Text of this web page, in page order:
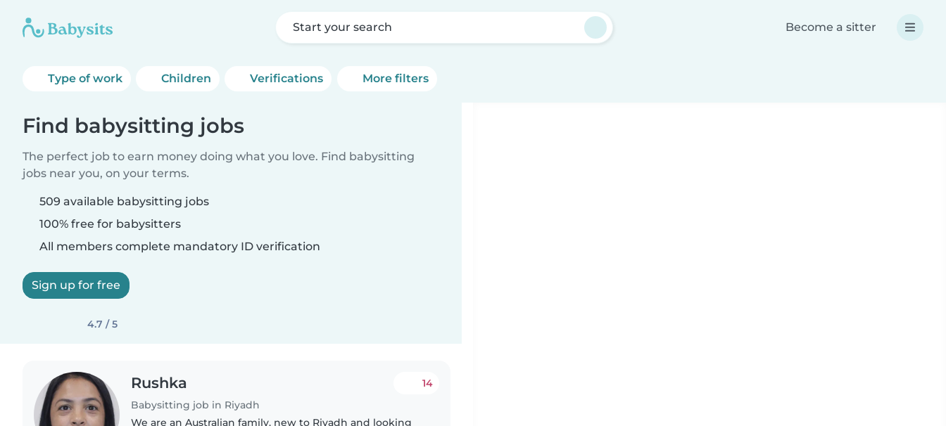
Start your search Become a sitter
Type of work Children Verifications More filters
Find babysitting jobs
The perfect job to earn money doing what you love. Find babysitting
jobs near you, on your terms.
509 available babysitting jobs
100% free for babysitters
All members complete mandatory ID verification
Sign up for free
4.7 / 5
Rushka
Babysitting job in Riyadh
14
We are an Australian family. new to Riyadh and looking